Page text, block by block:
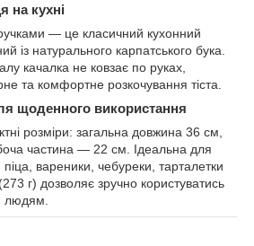
на кухні
— це класичний кухонний
із натурального карпатського бука.
качалка не ковзає по руках,
та комфортне розкочування тіста.
щоденного використання
розміри: загальна довжина 36 см,
частина — 22 см. Ідеальна для
піца, вареники, чебуреки, тарталетки
г) дозволяє зручно користуватись
людям.